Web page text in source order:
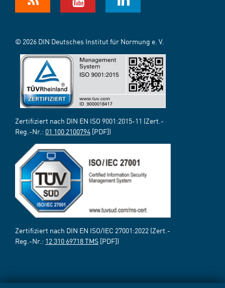
© 2026 DIN Deutsches Institut für Normung e. V.
Zertifiziert nach DIN EN ISO 9001:2015-11 (Zert.-
Reg.-Nr.: 01 100 2100794 [PDF])
Zertifiziert nach DIN EN ISO/IEC 27001:2022 (Zert.-
Reg.-Nr.: 12 310 69718 TMS [PDF])